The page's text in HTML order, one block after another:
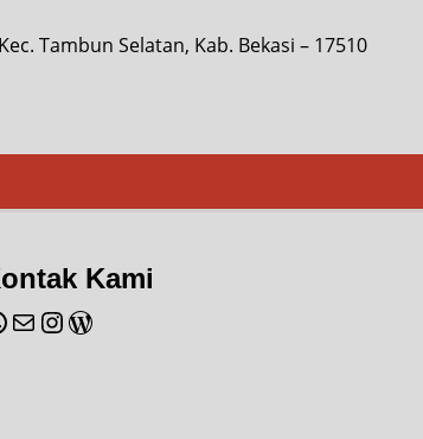
Tambun Selatan, Kab. Bekasi – 17510
Kami
MailInstagram
WordPress